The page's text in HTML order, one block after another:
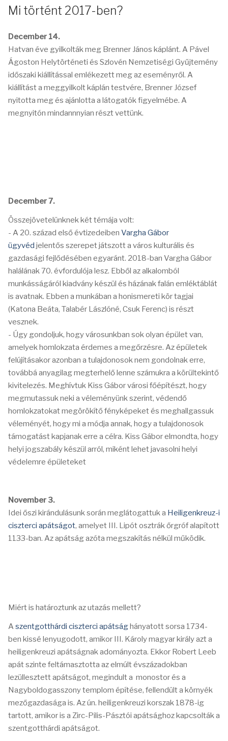
Mi történt 2017-ben?
December 14.
Hatvan éve gyilkolták meg Brenner János káplánt. A Pável
Ágoston Helytörténeti és Szlovén Nemzetiségi Gyűjtemény
időszaki kiállítással emlékezett meg az eseményről. A
kiállítást a meggyilkolt káplán testvére, Brenner József
nyitotta meg és ajánlotta a látogatók figyelmébe. A
megnyitón mindannnyian részt vettünk.
December 7.
Összejövetelünknek két témája volt:
- A 20. század első évtizedeiben Vargha Gábor
ügyvéd jelentős szerepet játszott a város kulturális és
gazdasági fejlődésében egyaránt. 2018-ban Vargha Gábor
halálának 70. évfordulója lesz. Ebből az alkalomból
munkásságáról kiadvány készül és házának falán emléktáblát
is avatnak. Ebben a munkában a honismereti kör tagjai
(Katona Beáta, Talabér Lászlóné, Csuk Ferenc) is részt
vesznek.
- Úgy gondoljuk, hogy városunkban sok olyan épület van,
amelyek homlokzata érdemes a megőrzésre. Az épületek
felújításakor azonban a tulajdonosok nem gondolnak erre,
továbbá anyagilag megterhelő lenne számukra a körültekintő
kivitelezés. Meghívtuk Kiss Gábor városi főépítészt, hogy
megmutassuk neki a véleményünk szerint, védendő
homlokzatokat megörökítő fényképeket és meghallgassuk
véleményét, hogy mi a módja annak, hogy a tulajdonosok
támogatást kapjanak erre a célra. Kiss Gábor elmondta, hogy
helyi jogszabály készül arról, miként lehet javasolni helyi
védelemre épületeket
November 3.
Idei őszi kirándulásunk során meglátogattuk a Heiligenkreuz-i
ciszterci apátságot, amelyet III. Lipót osztrák őrgróf alapított
1133-ban. Az apátság azóta megszakítás nélkül működik.
Miért is határoztunk az utazás mellett?
A szentgotthárdi ciszterci apátsághányatott sorsa 1734-
ben kissé lenyugodott, amikor III. Károly magyar király azt a
heiligenkreuzi apátságnak adományozta. Ekkor Robert Leeb
apát szinte feltámasztotta az elmúlt évszázadokban
lezüllesztett apátságot, megindult a monostor és a
Nagyboldogasszony templom építése, fellendült a környék
mezőgazdasága is. Az ún. heiligenkreuzi korszak 1878-ig
tartott, amikor is a Zirc-Pilis-Pásztói apátsághoz kapcsolták a
szentgotthárdi apátságot.